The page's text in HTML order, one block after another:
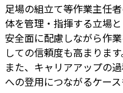
足場の組立て等作業主任
体を管理・指揮する立場と
安全面に配慮しながら作
しての信頼度も高まります
また、キャリアアップの
への登用につながるケース